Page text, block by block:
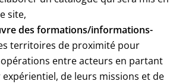
site,
des formations/informations-
territoires de proximité pour
entre acteurs en partant
de leurs missions et de